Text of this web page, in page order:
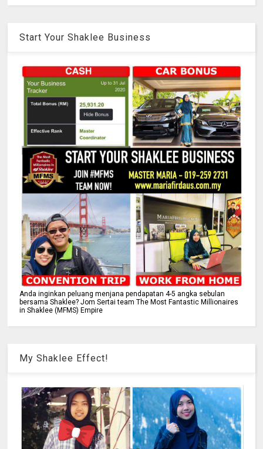
Start Your Shaklee Business
Anda inginkan peluang menjana pendapatan 4-5 angka sebulan
bersama Shaklee? Jom Sertai team The Most Fantastic Millionaires
in Shaklee (MFMS) Empire
My Shaklee Effect!